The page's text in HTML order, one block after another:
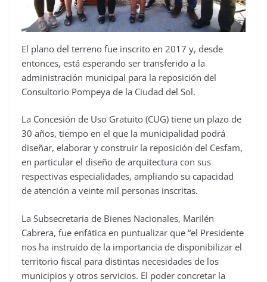
El plano del terreno fue inscrito en 2017 y, desde
entonces, está esperando ser transferido a la
administración municipal para la reposición del
Consultorio Pompeya de la Ciudad del Sol.
La Concesión de Uso Gratuito (CUG) tiene un plazo de
30 años, tiempo en el que la municipalidad podrá
diseñar, elaborar y construir la reposición del Cesfam,
en particular el diseño de arquitectura con sus
respectivas especialidades, ampliando su capacidad
de atención a veinte mil personas inscritas.
La Subsecretaria de Bienes Nacionales, Marilén
Cabrera, fue enfática en puntualizar que “el Presidente
nos ha instruido de la importancia de disponibilizar el
territorio fiscal para distintas necesidades de los
municipios y otros servicios. El poder concretar la